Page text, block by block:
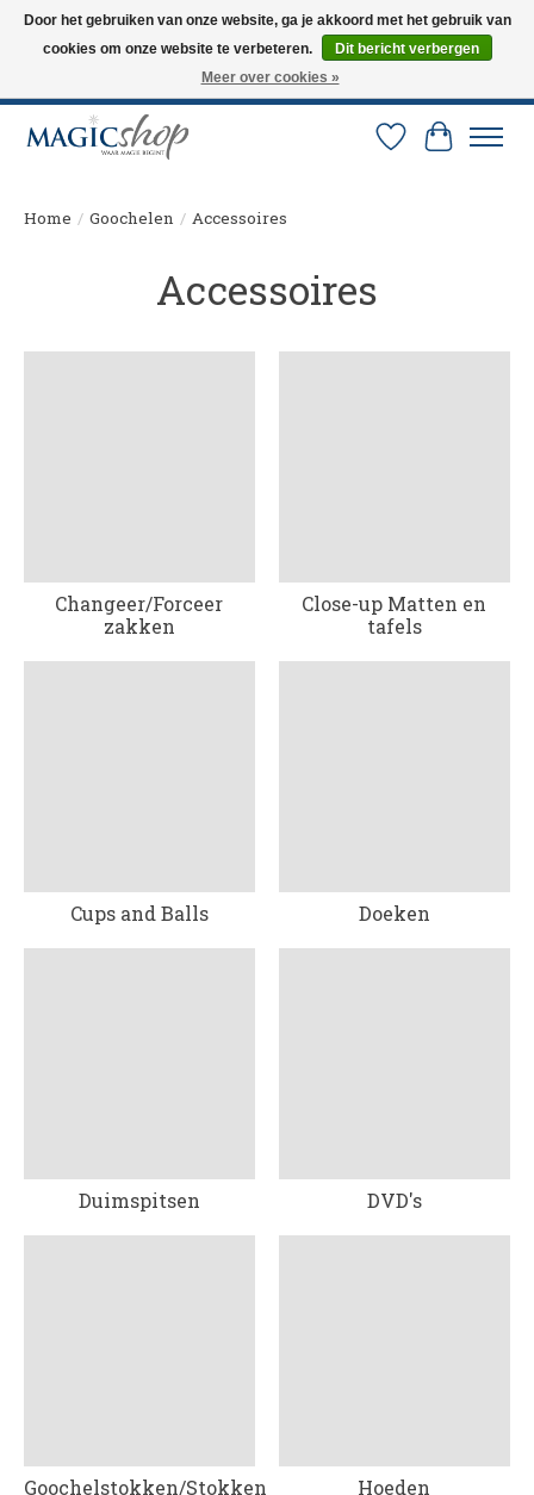
Altijd de nieuwste trucs op voorraad. Snelle verzending via PostNL en DHL.
Langskomen in onze winkel? Bel of mail om een afspraak te maken. 0251-
Verlanglijst
Home / Goochelen / Accessoires
Accessoires
Changeer/Forceer
zakken
Close-up Matten en
tafels
Cups and Balls Doeken
Duimspitsen DVD's
Goochelstokken/Stokken Hoeden
Door het gebruiken van onze website, ga je akkoord met het gebruik van
cookies om onze website te verbeteren.
Dit bericht verbergen
Meer over cookies »